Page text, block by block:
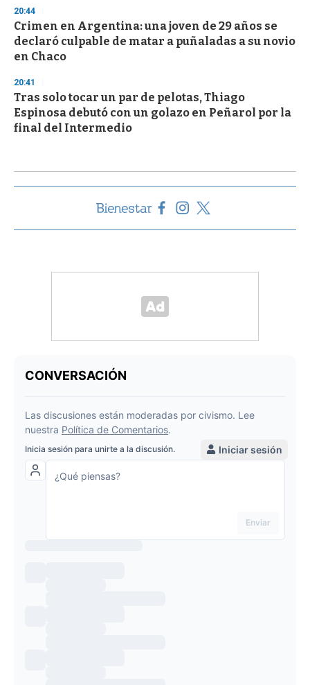
20:44
Crimen en Argentina: una joven de 29 años se
declaró culpable de matar a puñaladas a su novio
en Chaco
20:41
Tras solo tocar un par de pelotas, Thiago
Espinosa debutó con un golazo en Peñarol por la
final del Intermedio